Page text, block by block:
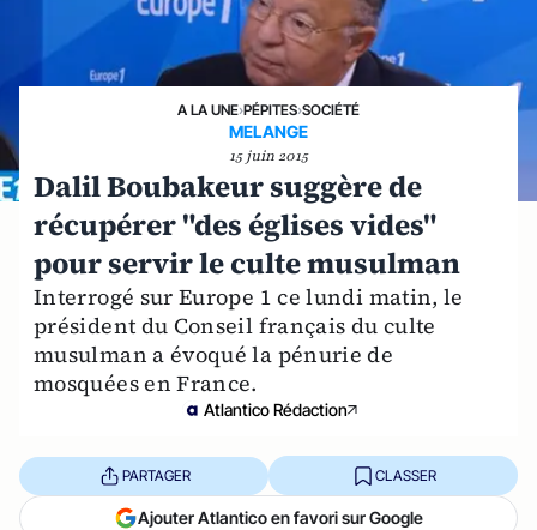
A LA UNE›PÉPITES›SOCIÉTÉ
MELANGE
15 juin 2015
Dalil Boubakeur suggère de
récupérer "des églises vides"
pour servir le culte musulman
Interrogé sur Europe 1 ce lundi matin, le
président du Conseil français du culte
musulman a évoqué la pénurie de
mosquées en France.
Atlantico Rédaction
PARTAGER CLASSER
Ajouter Atlantico en favori sur Google